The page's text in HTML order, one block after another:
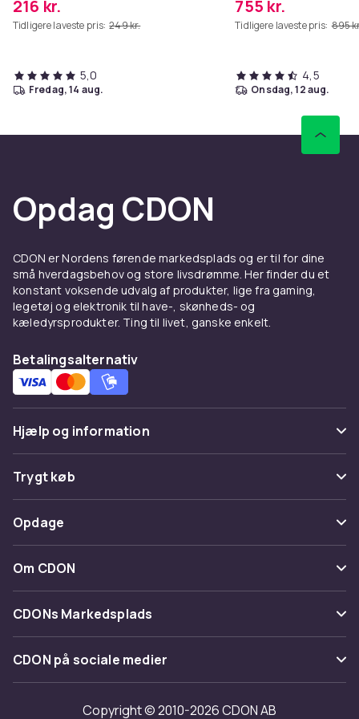
216 kr.
Tidligere laveste pris: 249 kr.
5,0
fredag, 14 aug.
755 kr.
Tidligere laveste pris: 895
4,5
onsdag, 12 aug.
Opdag CDON
CDON er Nordens førende markedsplads og er til for dine
små hverdagsbehov og store livsdrømme. Her finder du et
konstant voksende udvalg af produkter, lige fra gaming,
legetøj og elektronik til have-, skønheds- og
kæledyrsprodukter. Ting til livet, ganske enkelt.
Betalingsalternativ
Hjælp og information
Ofte stillede spørgsmål
Spor pakke
Fortryd & returner her
Kontakt os
Trygt køb
Betaling
Levering
Tilbagekaldelser
Opdage
Kategorier
Maerke
Om CDON
Om os
Kundeanmeldelser
Arbejd på CDON
Investor relations
CDONs Markedsplads
Merchant Help Center
CDON på sociale medier
Copyright © 2010-2026 CDON AB